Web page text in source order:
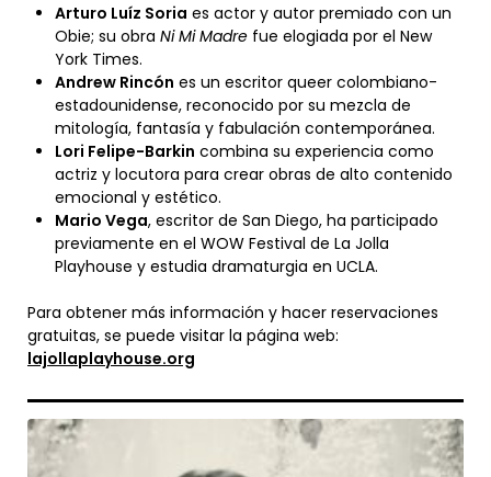
Arturo Luíz Soria es actor y autor premiado con un
Obie; su obra Ni Mi Madre fue elogiada por el New
York Times.
Andrew Rincón es un escritor queer colombiano-
estadounidense, reconocido por su mezcla de
mitología, fantasía y fabulación contemporánea.
Lori Felipe-Barkin combina su experiencia como
actriz y locutora para crear obras de alto contenido
emocional y estético.
Mario Vega, escritor de San Diego, ha participado
previamente en el WOW Festival de La Jolla
Playhouse y estudia dramaturgia en UCLA.
Para obtener más información y hacer reservaciones
gratuitas, se puede visitar la página web:
lajollaplayhouse.org